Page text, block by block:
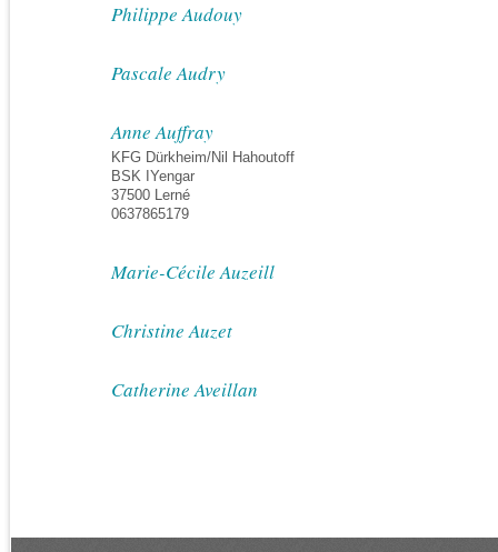
Philippe Audouy
Pascale Audry
Anne Auffray
KFG Dürkheim/Nil Hahoutoff
BSK IYengar
37500 Lerné
0637865179
Marie-Cécile Auzeill
Christine Auzet
Catherine Aveillan